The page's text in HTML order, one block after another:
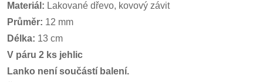
Materiál: Lakované dřevo, kovový závit
Průměr: 12 mm
Délka: 13 cm
V páru 2 ks jehlic
Lanko není součástí balení.